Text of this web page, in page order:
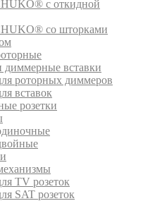
с откидной
со шторками
диммерные вставки
роторных диммеров
вставок
розетки
TV розеток
SAT розеток